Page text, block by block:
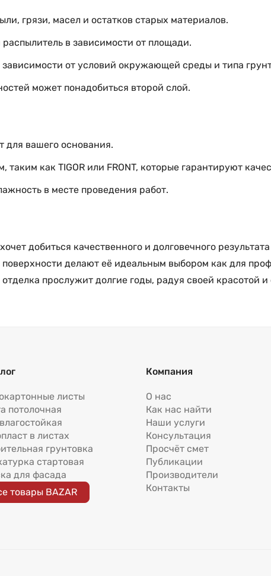
грязи, масел и остатков старых материалов.
в зависимости от площади.
от условий окружающей среды и типа
может понадобиться второй слой.
для вашего основания.
как TIGOR или FRONT, которые гарантируют
в месте проведения работ.
добиться качественного и долговечного
делают её идеальным выбором как для
прослужит долгие годы, радуя своей красотой
листы
потолочная
в листах
грунтовка
стартовая
для фасада
товары BAZAR
Компания
О нас
Как нас найти
Наши услуги
Консультация
Просчёт смет
Публикации
Производители
Контакты